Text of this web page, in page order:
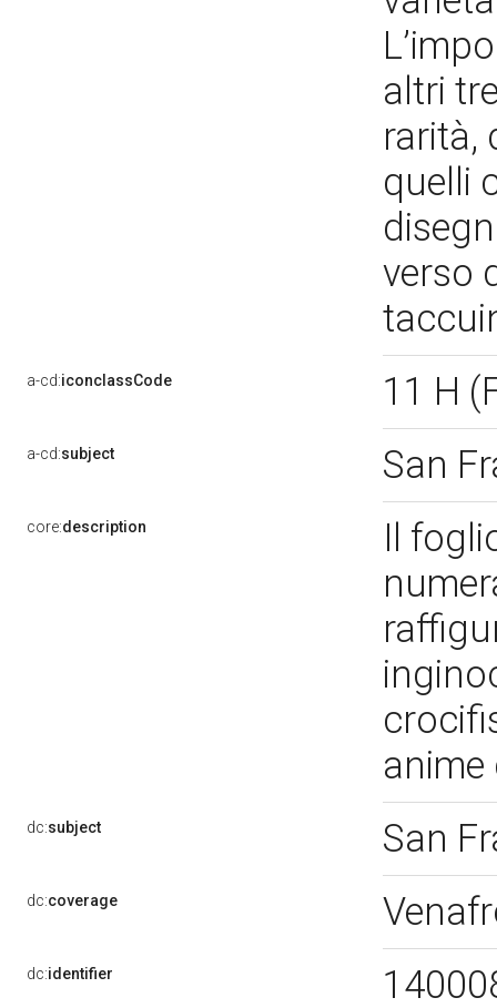
altri
rarità,
quelli
verso
a-cd:iconclassCode 11 H
a-cd:subject San
core:description
Il
dc:subject San
dc:coverage
dc:identifier